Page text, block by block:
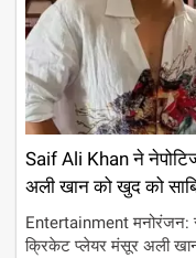
Saif Ali Khan ने
अली खान को खुद को
Entertainment मनोरंजन:
क्रिकेट प्लेयर मंसूर अली खान